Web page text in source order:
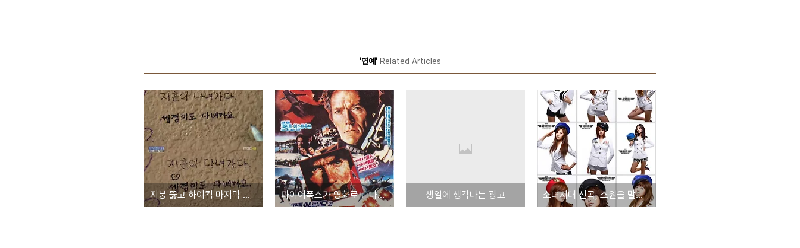
'연예'Related Articles
지붕 뚫고 하이킥 마지막 회와 '마지막 휴양지' 파이어폭스가 영화로도 나왔다니!!! 생일에 생각나는 광고 소녀시대 신곡, 소원을 말해봐의 해군제복 컨셉트